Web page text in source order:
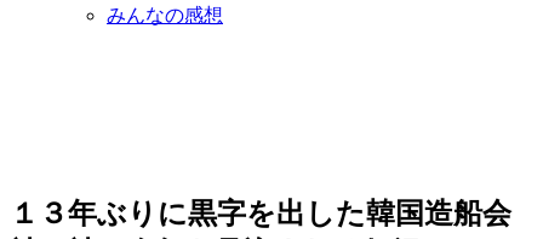
みんなの感想
１３年ぶりに黒字を出した韓国造船会